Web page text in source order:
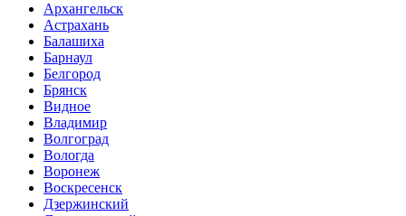
Архангельск
Астрахань
Балашиха
Барнаул
Белгород
Брянск
Видное
Владимир
Волгоград
Вологда
Воронеж
Воскресенск
Дзержинский